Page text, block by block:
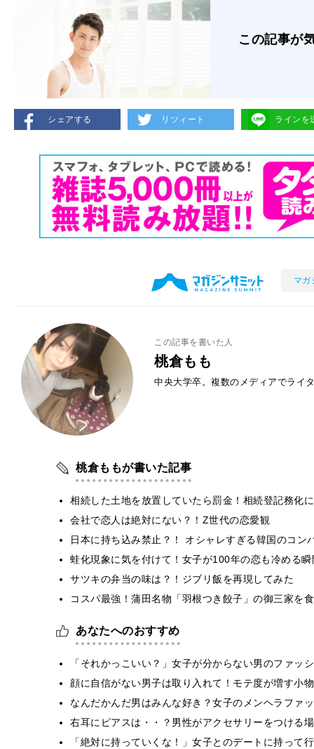
この記事が
シェアする リツィート ラインを
マガ
この記事を書いた人
桃倉もも
中央大学卒。複数のメディアでライ
桃倉ももが書いた記事
相続した土地を放置していたら罰金！相続登記務化
会社で恋人は絶対にない？！Z世代の恋愛観
日本に持ち込み禁止？！ オシャレすぎる韓国のコン
蛙化現象に気を付けて！女子が100年の恋も冷める瞬
サツキの弁当の味は？！ジブリ飯を再現してみた
コスパ最強！蒲田名物「羽根つき餃子」の御三家を
あなたへのおすすめ
「それかっこいい？」女子が分からない男のファッ
顔に自信がない男子は取り入れて！モテ度が増す小
なんだかんだ男はみんな好き？女子のメンヘラファ
右耳にピアスは・・？男性がアクセサリーをつける
「絶対に持っていくな！」女子とのデートに持って